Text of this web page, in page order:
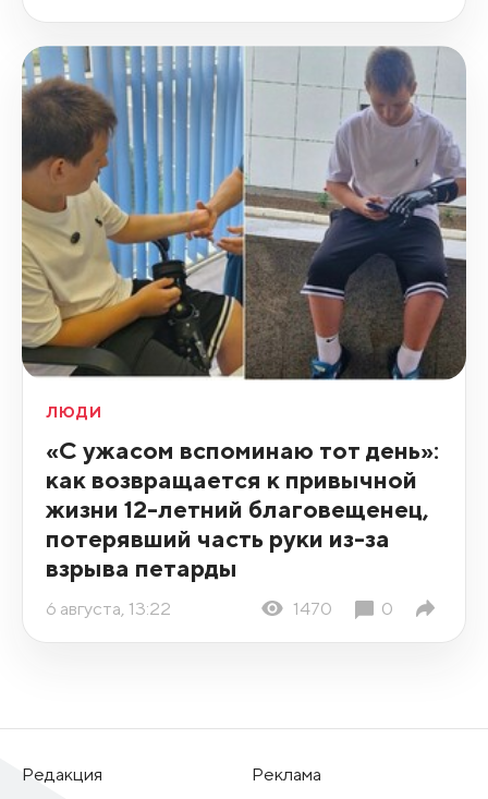
ЛЮДИ
«С ужасом вспоминаю тот день»:
как возвращается к привычной
жизни 12-летний благовещенец,
потерявший часть руки из-за
взрыва петарды
6 августа, 13:22 1470 0
Редакция
Реклама